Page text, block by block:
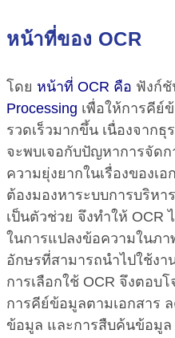
หน้าที่ของ OCR
โดย หน้าที่ OCR คือ ฟังก์ชั
Processing เพื่อให้การคีย์
รวดเร็วมากขึ้น เนื่องจาก
จะพบเจอกับปัญหาการจัด
ความยุ่งยากในเรื่องของเ
ต้องมองหาระบบการบริหา
เป็นตัวช่วย จึงทำให้ OCR
ในการแปลงข้อความในภา
อักษรที่สามารถนำไปใช้ง
การเลือกใช้ OCR จึงตอบ
การคีย์ข้อมูลตามเอกสาร
ข้อมูล และการสืบค้นข้อมูล